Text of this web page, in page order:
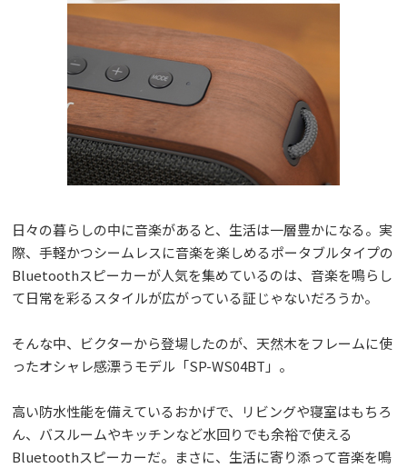
日々の暮らしの中に音楽があると、生活は一層豊かになる。実
際、手軽かつシームレスに音楽を楽しめるポータブルタイプの
Bluetoothスピーカーが人気を集めているのは、音楽を鳴らし
て日常を彩るスタイルが広がっている証じゃないだろうか。
そんな中、ビクターから登場したのが、天然木をフレームに使
ったオシャレ感漂うモデル「SP-WS04BT」。
高い防水性能を備えているおかげで、リビングや寝室はもちろ
ん、バスルームやキッチンなど水回りでも余裕で使える
Bluetoothスピーカーだ。まさに、生活に寄り添って音楽を鳴